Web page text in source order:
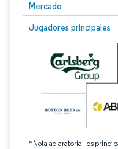
Mercado
Jugadores principales
*Nota aclaratoria: los
Imagen © Mordor